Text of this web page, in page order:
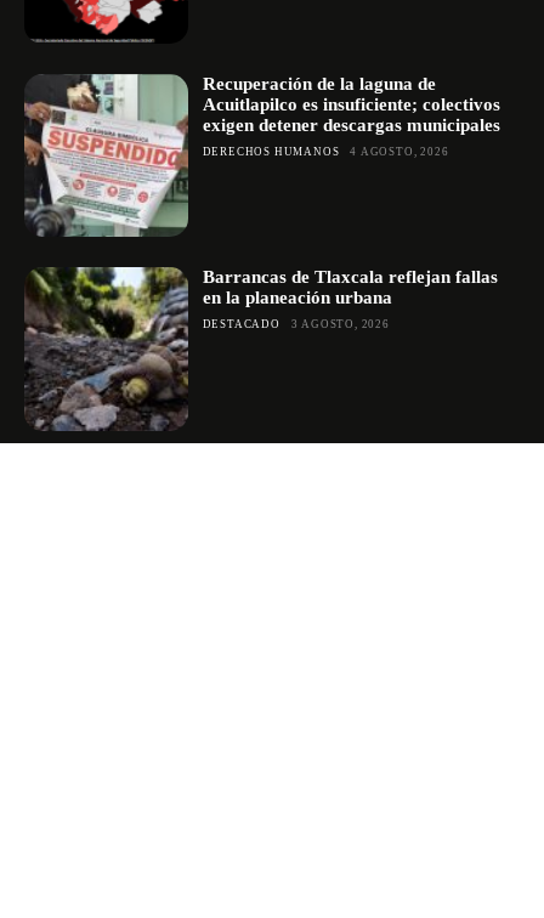
Recuperación de la laguna de
Acuitlapilco es insuficiente; colectivos
exigen detener descargas municipales
DERECHOS HUMANOS 4 AGOSTO, 2026
Barrancas de Tlaxcala reflejan fallas
en la planeación urbana
DESTACADO 3 AGOSTO, 2026